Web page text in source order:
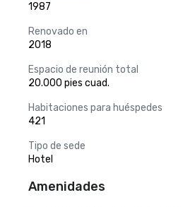
1987
Renovado en
2018
Espacio de reunión total
20.000 pies cuad.
Habitaciones para huéspedes
421
Tipo de sede
Hotel
Amenidades